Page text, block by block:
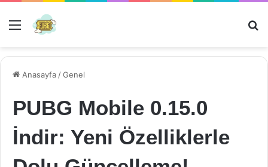
Menü
Anasayfa /Genel
PUBG Mobile 0.15.0
İndir: Yeni Özelliklerle